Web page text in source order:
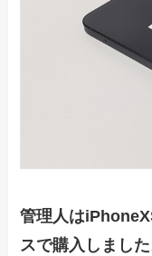
管理人は
スで購入しました